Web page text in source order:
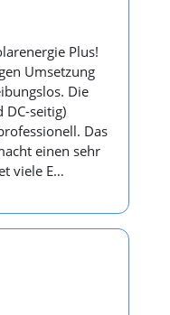
Plus!
Umsetzung
Die
DC-seitig)
Das
einen sehr
viele E…